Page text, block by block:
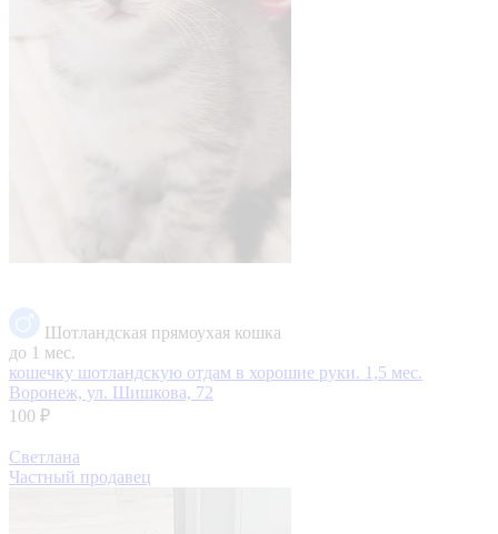
Шотландская прямоухая кошка
до 1 мес.
кошечку шотландскую отдам в хорошие руки. 1,5 мес.
Воронеж, ул. Шишкова, 72
100 ₽
Светлана
Частный продавец